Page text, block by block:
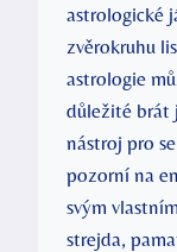
astrologické
zvěrokruhu
astrologie
důležité brát
nástroj pro
pozorní na
svým
strejda,